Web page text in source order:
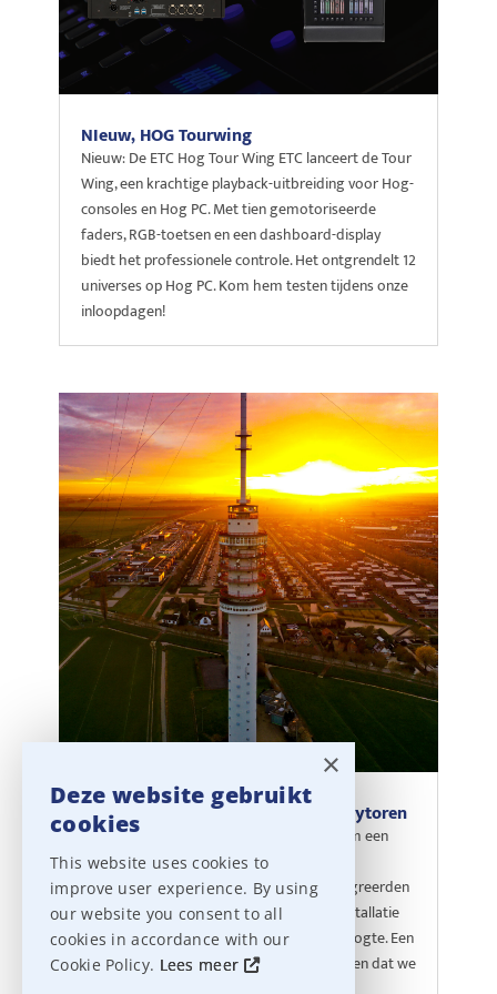
NIeuw, HOG Tourwing
Nieuw: De ETC Hog Tour Wing ETC lanceert de Tour
Wing, een krachtige playback-uitbreiding voor Hog-
consoles en Hog PC. Met tien gemotoriseerde
faders, RGB-toetsen en een dashboard-display
biedt het professionele controle. Het ontgrendelt 12
universes op Hog PC. Kom hem testen tijdens onze
inloopdagen!
Clear-Com intercom in de Gerbrandytoren
Voor Cellnex realiseerde ons projectenteam een
hoogwaardige intercom-oplossing in de
Gerbrandytoren. Frans, Guido en Jorg integreerden
een Clear-Com Encore systeem in de liftinstallatie
voor maximale veiligheid op 367 meter hoogte. Een
creatieve en robuuste oplossing die laat zien dat we
×
Deze website gebruikt
cookies
This website uses cookies to
improve user experience. By using
our website you consent to all
cookies in accordance with our
Cookie Policy. Lees meer